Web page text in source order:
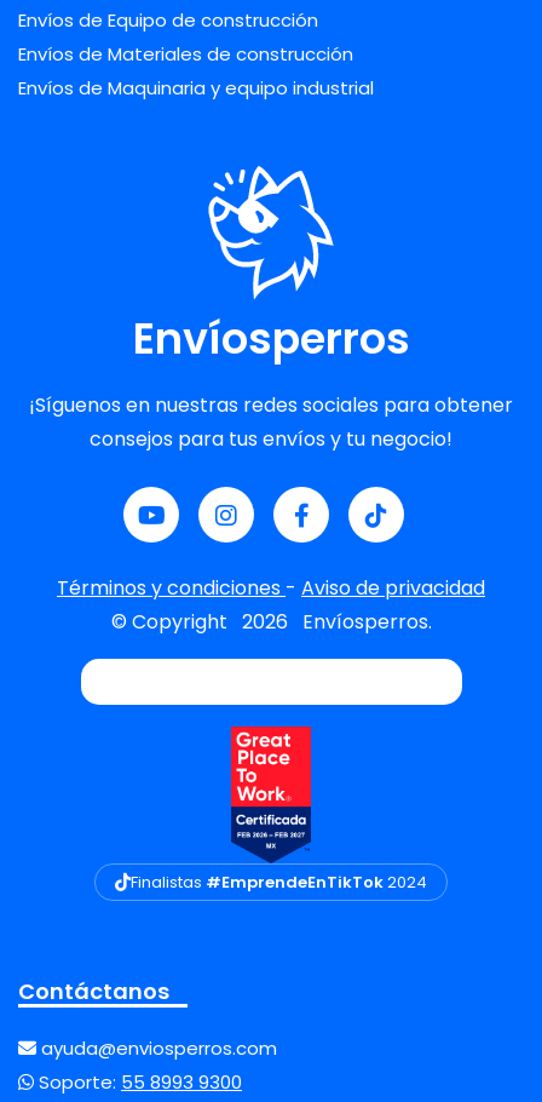
Envíos de Equipo de construcción
Envíos de Materiales de construcción
Envíos de Maquinaria y equipo industrial
Envíosperros
¡Síguenos en nuestras redes sociales para obtener
consejos para tus envíos y tu negocio!
Términos y condiciones - Aviso de privacidad
© Copyright 2026 Envíosperros.
Finalistas #EmprendeEnTikTok2024
Contáctanos
ayuda@enviosperros.com
Soporte: 55 8993 9300